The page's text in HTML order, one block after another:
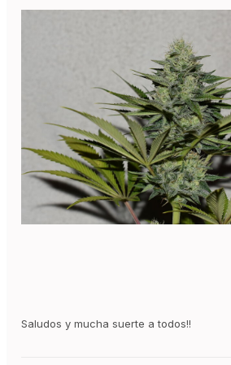
Saludos y mucha suerte a todos!!